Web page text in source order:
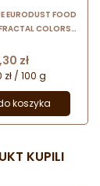
EURODUST FOOD
COLORS
zł
zł / 100 g
koszyka
KUPILI